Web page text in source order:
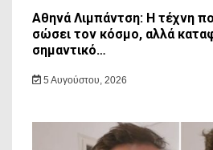
Αθηνά Λιμπάντση: Η τέχνη
σώσει τον κόσμο, αλλά
σημαντικό…
5 Αυγούστου, 2026